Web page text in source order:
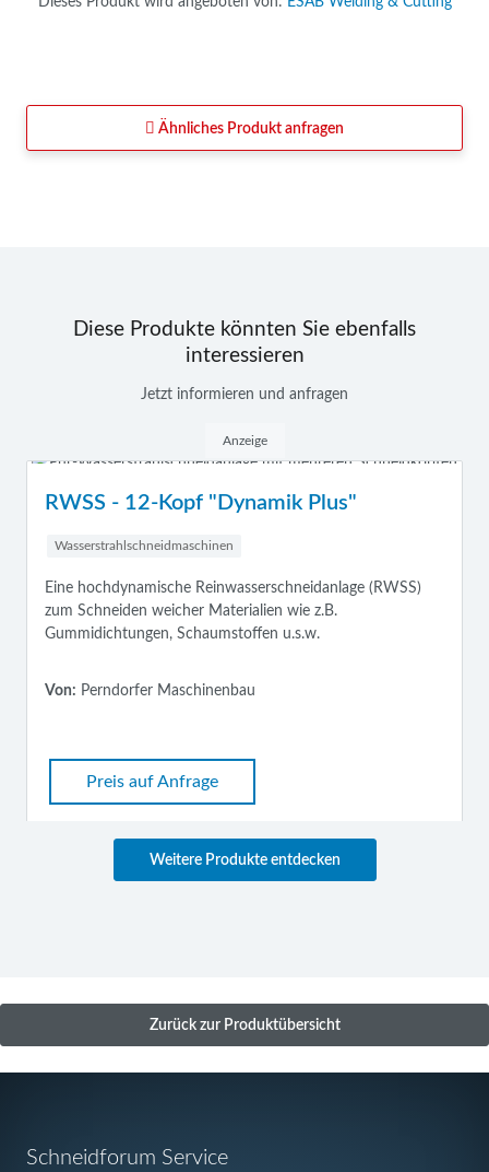
Ähnliches Produkt anfragen
Diese Produkte könnten Sie ebenfalls
interessieren
Jetzt informieren und anfragen
Anzeige
Plus"
(RWSS)
wie z.B.
u.s.w.
WSS Tube 650/6000
Sie möchten Rohre, Formrohre und I-
Gehrungs- und Fasenschnitten sowie
Durchdringungen bearbeiten? Wir
Weitere Produkte entdecken
Zurück zur Produktübersicht
Schneidforum ServiceNavigation